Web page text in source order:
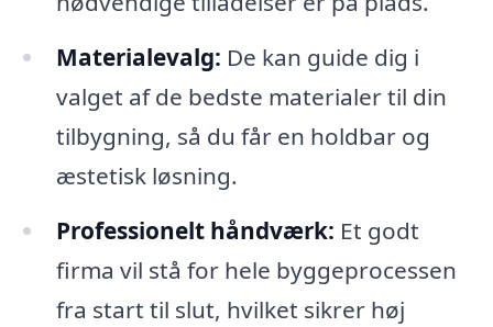
Materialevalg: De kan guide dig i
valget af de bedste materialer til din
tilbygning, så du får en holdbar og
æstetisk løsning.
Professionelt håndværk: Et godt
firma vil stå for hele byggeprocessen
fra start til slut, hvilket sikrer høj